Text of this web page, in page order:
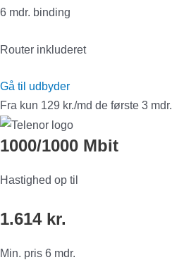
6 mdr. binding
Router inkluderet
Gå til udbyder
Fra kun 129 kr./md de første 3 mdr.
1000/1000 Mbit
Hastighed op til
1.614 kr.
Min. pris 6 mdr.